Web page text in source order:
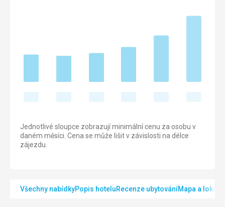
Jednotlivé sloupce zobrazují minimální cenu za osobu v
daném měsíci. Cena se může lišit v závislosti na délce
zájezdu.
Všechny nabídkyPopis hoteluRecenze ubytováníMapa a